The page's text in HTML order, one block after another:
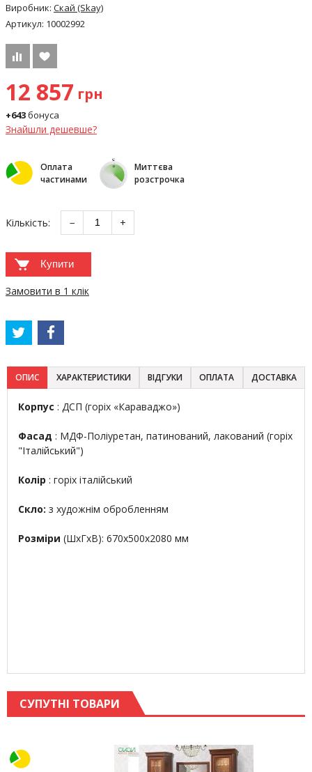
Виробник: Скай (Skay)
Артикул: 10002992
12 857 грн
+643бонуса
Знайшли дешевше?
Оплата
частинами
Миттєва
розстрочка
Кількість: − +
Купити
Замовити в 1 клік
ОПИС ХАРАКТЕРИСТИКИ ВІДГУКИ ОПЛАТА ДОСТАВКА
Корпус : ДСП (горіх «Караваджо»)
Фасад : МДФ-Поліуретан, патинований, лакований (горіх
"Італійський")
Колір : горіх італійський
Скло: з художнім обробленням
Розміри (ШхГхВ): 670х500х2080 мм
СУПУТНІ ТОВАРИ